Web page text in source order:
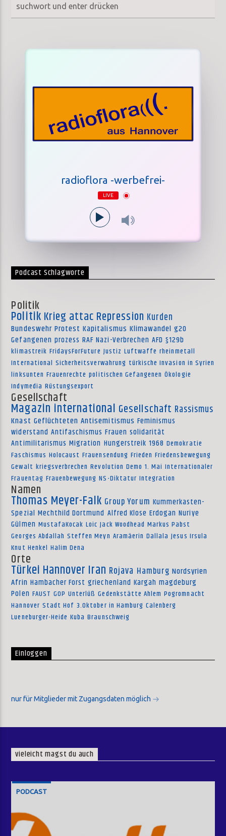
radioflora -werbefrei-
LIVE
Podcast Schlagworte
Politik
Politik Krieg attac Repression Kurden
Bundeswehr Protest Kapitalismus Klimawandel g20
Gefangenen prozess RAF Nazi-Verbrechen AFD §129b
klimastreik FridaysForFuture Justiz Luftwaffe rheinmetall
International Sicherheitsverwahrung türkische Invasion in Syrien
linksunten Frauenrechte politischen Gefangenen Ökologie
Indymedia Rüstungsexport
Gesellschaft
Magazin international Gesellschaft Rassismus
Knast Geflüchteten Antisemitismus Feminismus
widerstand Antifaschismus Frauen solidarität
Antimilitarismus Migration Hungerstreik 1968 Demokratie
Faschismus Holocaust Frauensendung Frieden Friedensbewegung
Gewalt kriegsverbrechen Revolution Demo 1. Mai Internationaler
Frauentag Frauenbewegung NS-Diktatur Integration
Namen
Thomas Meyer-Falk Group Yorum Kummerkasten-
Spezial Mechthild Dortmund Alfred Klose Erdogan Nuriye
Gülmen MustafaKocak Loic Jack Woodhead Markus Pabst
Georges Abdallah Steffen Meyn Aramäerin Dallala Jesus Irsula
Knut Henkel Halim Dena
Orte
Türkei Hannover Iran Rojava Hamburg Nordsyrien
Afrin Hambacher Forst griechenland Kargah magdeburg
Polen FAUST GOP Unterlüß Gedenkstätte Ahlem Pogromnacht
Hannover Stadt Hof 3.Oktober in Hamburg Calenberg
Lueneburger-Heide Kuba Braunschweig
Einloggen
nur für Mitglieder mit Zugangsdaten möglich
vieleicht magst du auch
PODCAST